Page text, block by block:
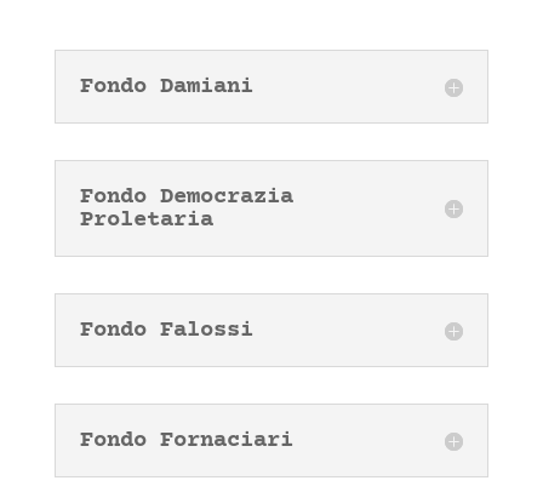
Fondo Damiani
Fondo Democrazia
Proletaria
Fondo Falossi
Fondo Fornaciari